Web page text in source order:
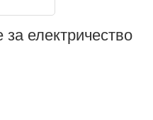
електричество